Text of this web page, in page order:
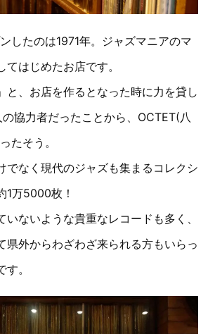
したのは1971年。ジャズマニアのマ
てはじめたお店です。
と、お店を作るとなった時に力を貸し
協力者だったことから、OCTET(八
たそう。
でなく現代のジャズも集まるコレクシ
1万5000枚！
いないような貴重なレコードも多く、
県外からわざわざ来られる方もいらっ
。